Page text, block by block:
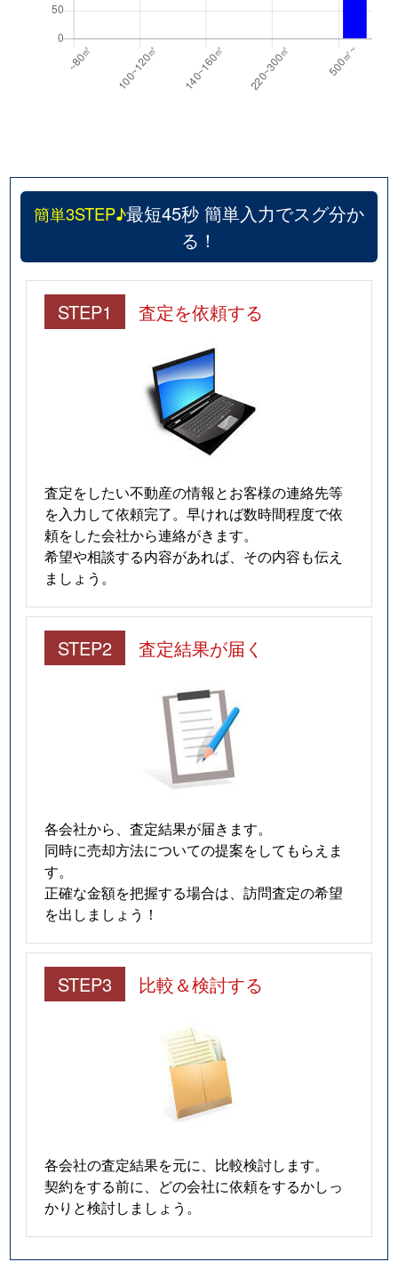
簡単3STEP♪最短45秒 簡単入力でスグ分か
る！
STEP1 査定を依頼する
査定をしたい不動産の情報とお客様の連絡先等
を入力して依頼完了。早ければ数時間程度で依
頼をした会社から連絡がきます。
希望や相談する内容があれば、その内容も伝え
ましょう。
STEP2 査定結果が届く
各会社から、査定結果が届きます。
同時に売却方法についての提案をしてもらえま
す。
正確な金額を把握する場合は、訪問査定の希望
を出しましょう！
STEP3 比較＆検討する
各会社の査定結果を元に、比較検討します。
契約をする前に、どの会社に依頼をするかしっ
かりと検討しましょう。